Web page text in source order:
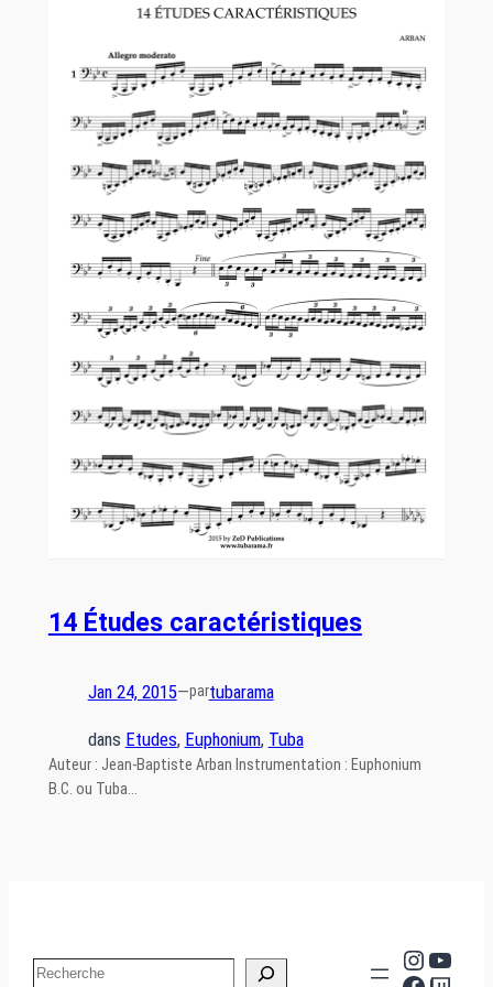
14 Études caractéristiques
Jan 24, 2015—partubarama
dans Etudes, Euphonium, Tuba
Auteur : Jean-Baptiste Arban Instrumentation : Euphonium
B.C. ou Tuba…
Search